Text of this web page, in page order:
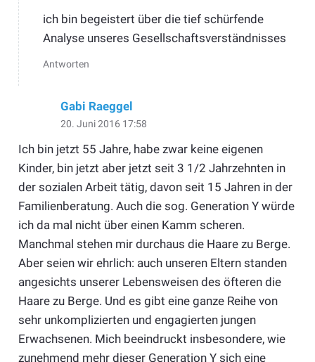
ich bin begeistert über die tief schürfende
Analyse unseres Gesellschaftsverständnisses
Antworten
Gabi Raeggel
20. Juni 2016 17:58
Ich bin jetzt 55 Jahre, habe zwar keine eigenen
Kinder, bin jetzt aber jetzt seit 3 1/2 Jahrzehnten in
der sozialen Arbeit tätig, davon seit 15 Jahren in der
Familienberatung. Auch die sog. Generation Y würde
ich da mal nicht über einen Kamm scheren.
Manchmal stehen mir durchaus die Haare zu Berge.
Aber seien wir ehrlich: auch unseren Eltern standen
angesichts unserer Lebensweisen des öfteren die
Haare zu Berge. Und es gibt eine ganze Reihe von
sehr unkomplizierten und engagierten jungen
Erwachsenen. Mich beeindruckt insbesondere, wie
zunehmend mehr dieser Generation Y sich eine